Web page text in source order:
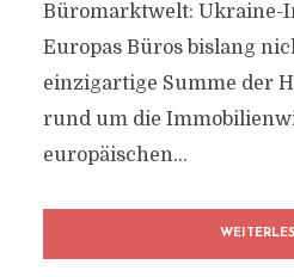
Büromarktwelt: Ukraine-
Europas Büros bislang
einzigartige Summe der
rund um die
europäischen...